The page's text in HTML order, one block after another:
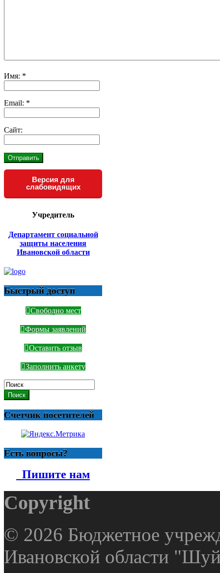
Имя: *
Email: *
Сайт:
Версия для
слабовидящих
Учредитель
Департамент социальной
защиты населения
Ивановской области
Быстрый доступ
Свободно мест
Формы заявлений
Оставить отзыв
Заполнить анкету
Поиск
Счетчик посетителей
Есть вопросы?
Пишите нам
Copyright
© 2026 Бюджетное
Ивановской области